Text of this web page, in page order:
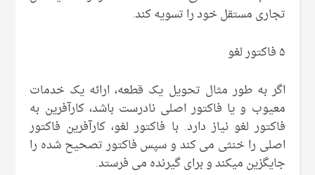
تجاری مستقل خود را تسویه کند.
۵ فاکتور لغو
اگر به طور مثال تحویل یک قطعه، ارائه یک خدمات
معیوب و یا فاکتور اصلی نادرست باشد، کارآفرین به
فاکتور لغو نیاز دارد. با فاکتور لغو، کارآفرین فاکتور
اصلی را خنثی می کند و سپس فاکتور تصحیح شده را
جایگزین میکند و برای گیرنده می فرستد.